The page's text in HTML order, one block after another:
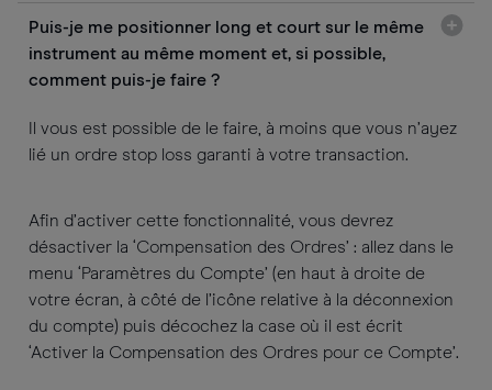
Puis-je me positionner long et court sur le même
instrument au même moment et, si possible,
comment puis-je faire ?
Il vous est possible de le faire, à moins que vous n’ayez
lié un ordre stop loss garanti à votre transaction.
Afin d’activer cette fonctionnalité, vous devrez
désactiver la ‘Compensation des Ordres’ : allez dans le
menu ‘Paramètres du Compte’ (en haut à droite de
votre écran, à côté de l’icône relative à la déconnexion
du compte) puis décochez la case où il est écrit
‘Activer la Compensation des Ordres pour ce Compte’.